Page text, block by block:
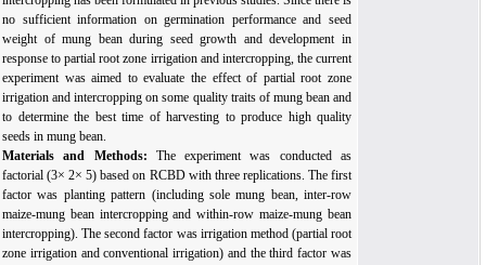
no sufficient information on germination performance and seed
weight of mung bean during seed growth and development in
response to partial root zone irrigation and intercropping, the current
experiment was aimed to evaluate the effect of partial root zone
irrigation and intercropping on some quality traits of mung bean and
to determine the best time of harvesting to produce high quality
seeds in mung bean.
Materials and Methods:The experiment was conducted as
factorial (3× 2× 5) based on RCBD with three replications. The first
factor was planting pattern (including sole mung bean, inter-row
maize-mung bean intercropping and within-row maize-mung bean
intercropping). The second factor was irrigation method (partial root
zone irrigation and conventional irrigation) and the third factor was